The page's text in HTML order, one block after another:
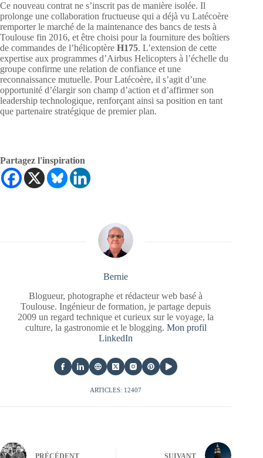
Ce nouveau contrat ne s’inscrit pas de manière isolée. Il
prolonge une collaboration fructueuse qui a déjà vu Latécoère
remporter le marché de la maintenance des bancs de tests à
Toulouse fin 2016, et être choisi pour la fourniture des boîtiers
de commandes de l’hélicoptère H175. L’extension de cette
expertise aux programmes d’Airbus Helicopters à l’échelle du
groupe confirme une relation de confiance et une
reconnaissance mutuelle. Pour Latécoère, il s’agit d’une
opportunité d’élargir son champ d’action et d’affirmer son
leadership technologique, renforçant ainsi sa position en tant
que partenaire stratégique de premier plan.
Partagez l'inspiration
Bernie
Blogueur, photographe et rédacteur web basé à
Toulouse. Ingénieur de formation, je partage depuis
2009 un regard technique et curieux sur le voyage, la
culture, la gastronomie et le blogging. Mon profil
LinkedIn
ARTICLES: 12407
PRÉCÉDENT SUIVANT